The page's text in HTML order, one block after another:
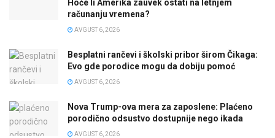
Hoće li Amerika zauvek ostati na letnjem
računanju vremena?
AVGUST 6, 2026
Besplatni rančevi i školski pribor širom Čikaga:
Evo gde porodice mogu da dobiju pomoć
AVGUST 6, 2026
Nova Trump-ova mera za zaposlene: Plaćeno
porodično odsustvo dostupnije nego ikada
AVGUST 6, 2026